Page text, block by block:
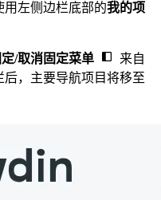
用左侧边栏底部的我的项
定/取消固定菜单
来自
，主要导航项目将移至